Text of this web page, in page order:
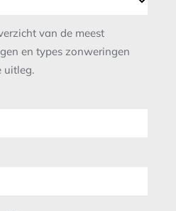
van de meest
en types zonweringen
uitleg.